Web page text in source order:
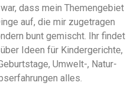
dass mein Themengebiet
auf, die mir zugetragen
bunt gemischt. Ihr findet
Ideen für Kindergerichte,
Umwelt-, Natur-
alles.